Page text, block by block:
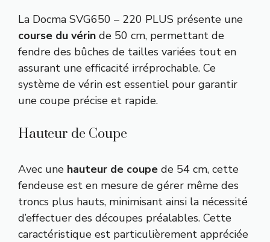
La Docma SVG650 – 220 PLUS présente une
course du vérin de 50 cm, permettant de
fendre des bûches de tailles variées tout en
assurant une efficacité irréprochable. Ce
système de vérin est essentiel pour garantir
une coupe précise et rapide.
Hauteur de Coupe
Avec une hauteur de coupe de 54 cm, cette
fendeuse est en mesure de gérer même des
troncs plus hauts, minimisant ainsi la nécessité
d’effectuer des découpes préalables. Cette
caractéristique est particulièrement appréciée